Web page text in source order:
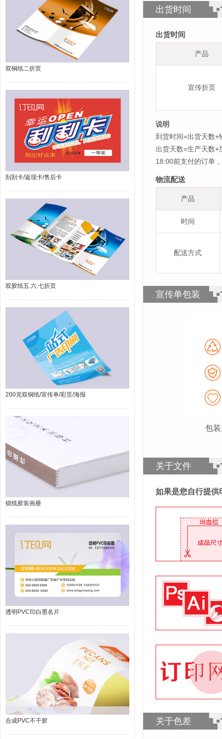
双铜纸二折页
刮刮卡/返现卡/售后卡
双胶纸五.六.七折页
200克双铜纸/宣传单/彩页/海报
锁线胶装画册
透明PVC印白墨名片
合成PVC不干胶
出货时间
出货时间
产品
宣传折页
说明
到货时间=出货天数+
出货天数=生产天数
18:00前支付的订单
物流配送
产品
时间
配送方式
宣传单包装
包
关于文件
如果是您自行提供
关于色差